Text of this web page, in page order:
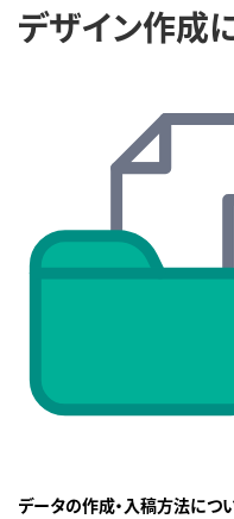
デザイン作成
データの作成・入稿方法につ